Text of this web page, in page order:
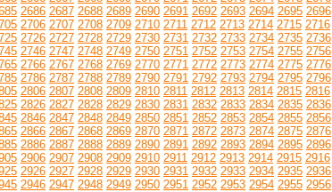
2686 2687 2688 2689 2690 2691 2692 2693 2694 2695 2696
2706 2707 2708 2709 2710 2711 2712 2713 2714 2715 2716
2726 2727 2728 2729 2730 2731 2732 2733 2734 2735 2736
2746 2747 2748 2749 2750 2751 2752 2753 2754 2755 2756
2766 2767 2768 2769 2770 2771 2772 2773 2774 2775 2776
2786 2787 2788 2789 2790 2791 2792 2793 2794 2795 2796
2806 2807 2808 2809 2810 2811 2812 2813 2814 2815 2816
2826 2827 2828 2829 2830 2831 2832 2833 2834 2835 2836
2846 2847 2848 2849 2850 2851 2852 2853 2854 2855 2856
2866 2867 2868 2869 2870 2871 2872 2873 2874 2875 2876
2886 2887 2888 2889 2890 2891 2892 2893 2894 2895 2896
2906 2907 2908 2909 2910 2911 2912 2913 2914 2915 2916
2926 2927 2928 2929 2930 2931 2932 2933 2934 2935 2936
2946 2947 2948 2949 2950 2951 2952 2953 2954 2955 2956